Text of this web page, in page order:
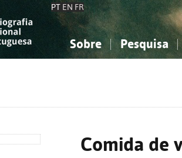
PT EN FR
Sobre Pesquisa
Comida de